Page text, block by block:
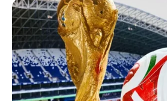
diesel yang selama ini
tampaknya sedang
tengah isu harga BBM yang
naik, dunia otomotif kini
keluhan para pemilik
khususnya sekelas Innova